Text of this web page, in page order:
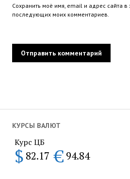
КУРСЫ ВАЛЮТ
Курс ЦБ
$ 82.17 € 94.84
Сохранить моё имя, email и адрес сайта в
последующих моих комментариев.